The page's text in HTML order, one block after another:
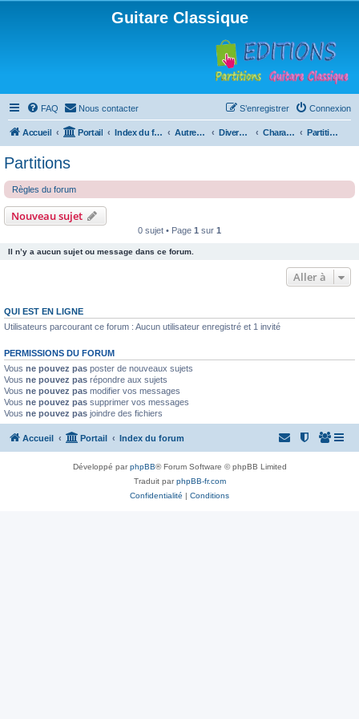
Guitare Classique
FAQ Nous contacter Connexion
S’enregistrer
Accueil Portail Index du forum Autres instruments à cordes pincées, ou styles Divers instruments Charango Partitions
Partitions
Règles du forum
Nouveau sujet
0 sujet • Page 1 sur 1
Il n’y a aucun sujet ou message dans ce forum.
Aller à
QUI EST EN LIGNE
Utilisateurs parcourant ce forum : Aucun utilisateur enregistré et 1 invité
PERMISSIONS DU FORUM
Vous ne pouvez pas poster de nouveaux sujets
Vous ne pouvez pas répondre aux sujets
Vous ne pouvez pas modifier vos messages
Vous ne pouvez pas supprimer vos messages
Vous ne pouvez pas joindre des fichiers
Accueil Portail Index du forum
Développé parphpBB® Forum Software © phpBB Limited
Traduit parphpBB-fr.com
Confidentialité | Conditions